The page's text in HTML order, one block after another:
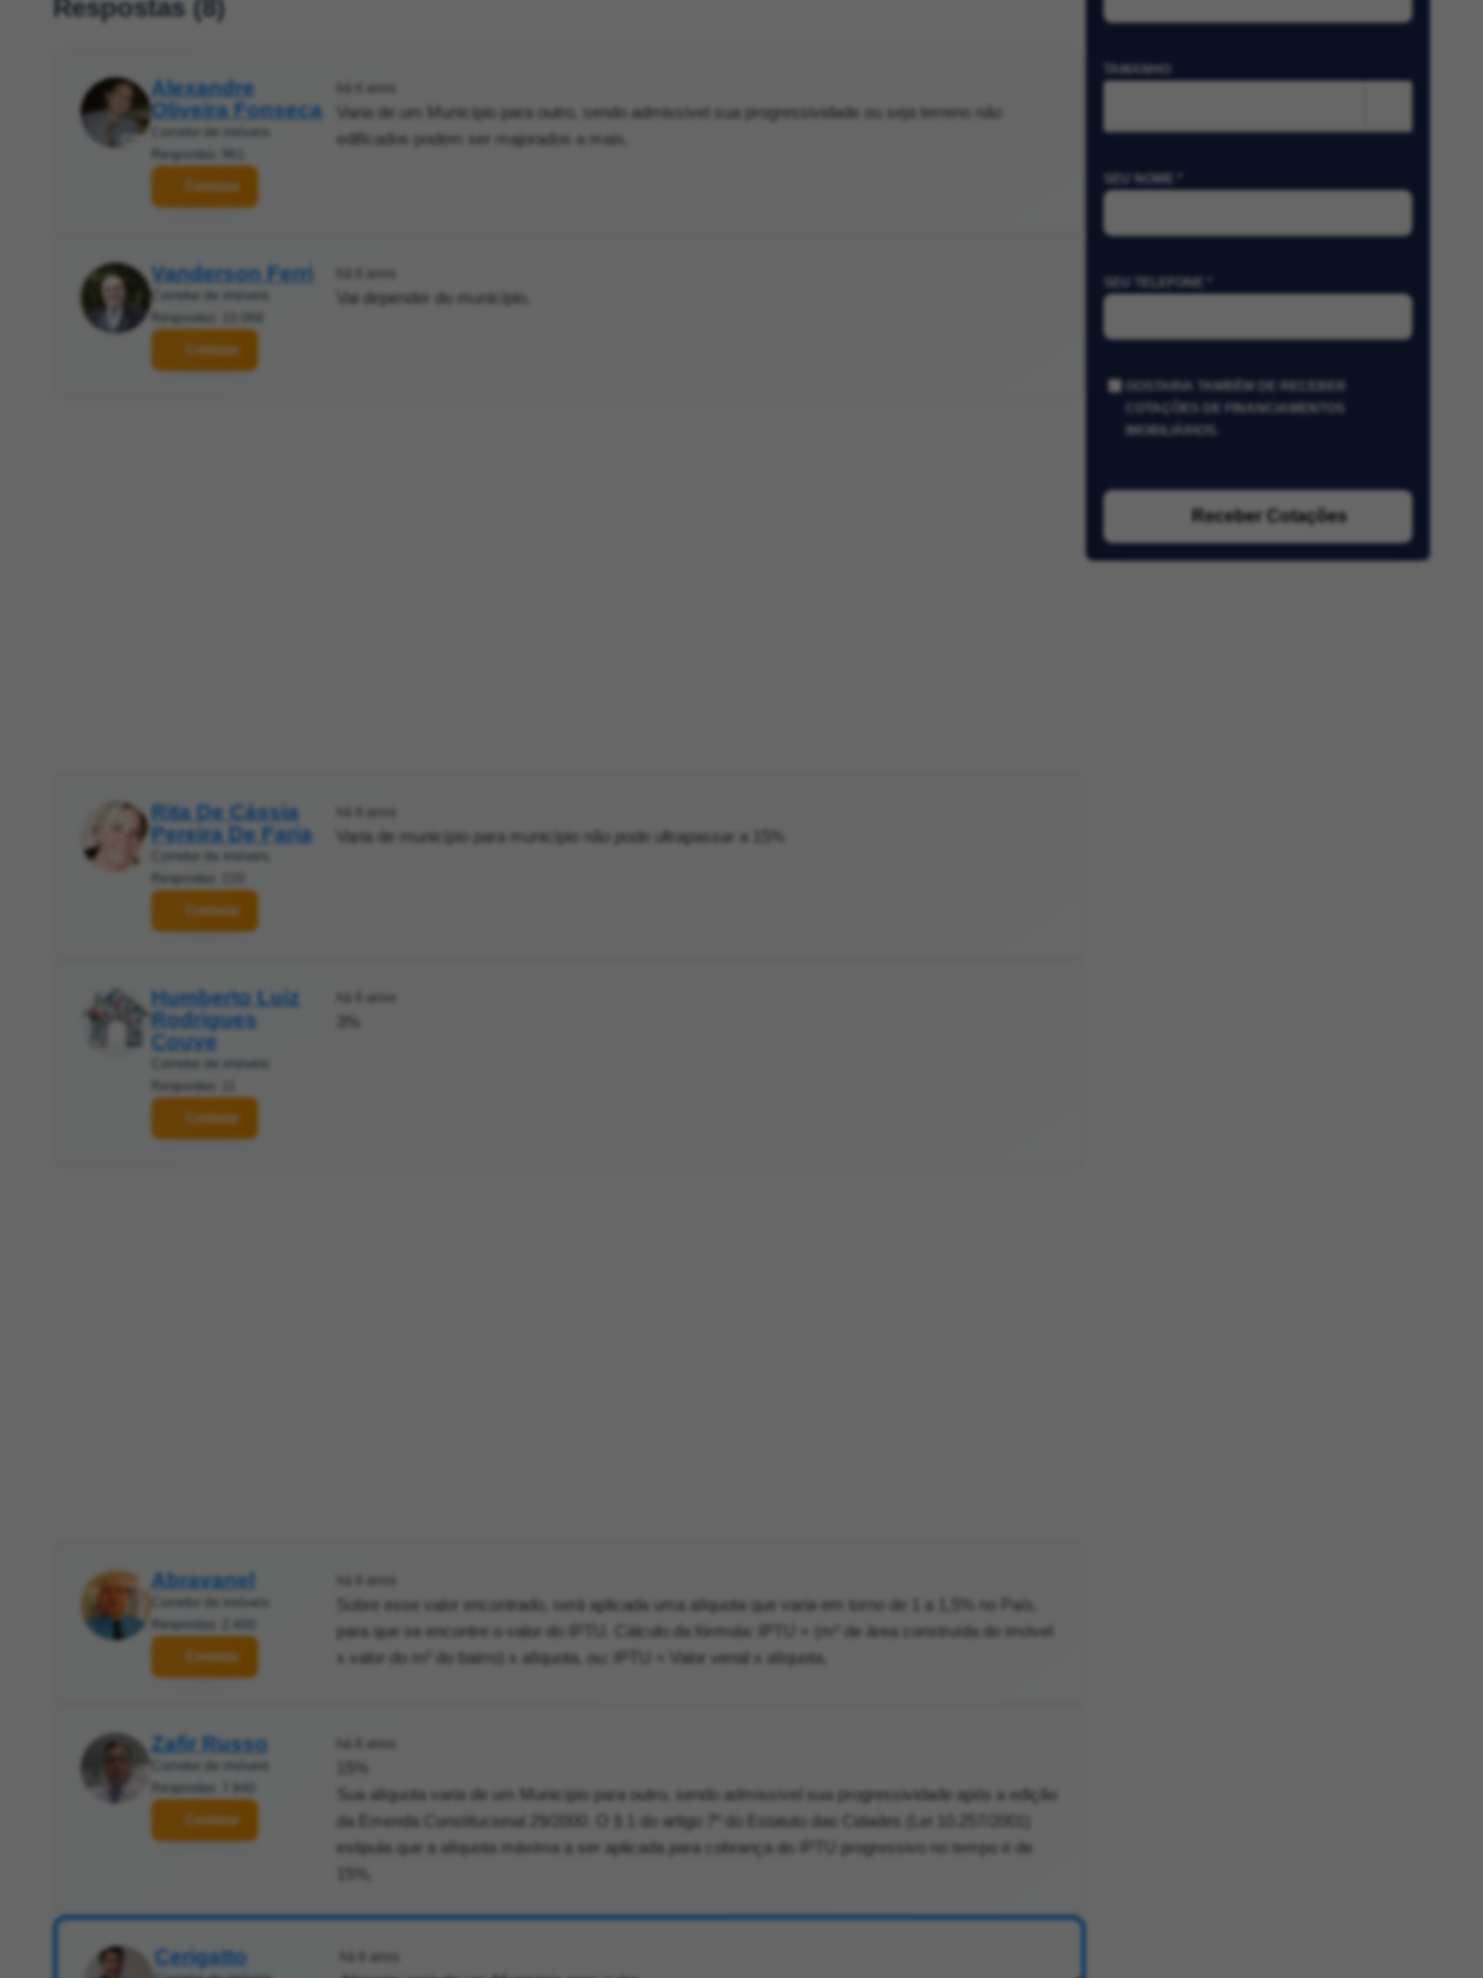
Respostas (8)
Alexandre
Oliveira Fonseca
Corretor de imóveis
Respostas: 961
Contatar
há 6 anos
Varia de um Município para outro, sendo admissível sua progressividade ou seja terreno não
edificados podem ser majorados a mais.
Vanderson Ferri
Corretor de imóveis
Respostas: 10.068
Contatar
há 6 anos
Vai depender do município.
Rita De Cássia
Pereira De Faria
Corretor de imóveis
Respostas: 220
Contatar
há 6 anos
Varia de município para município não pode ultrapassar a 15%
Humberto Luiz
Rodrigues
Couve
Corretor de imóveis
Respostas: 11
Contatar
há 6 anos
Abravanel
Corretor de imóveis
Respostas: 2.400
Contatar
há 6 anos
Sobre esse valor encontrado, será aplicada uma alíquota que varia em torno de 1 a 1,5% no País,
para que se encontre o valor do IPTU. Cálculo da fórmula: IPTU = (m² de área construída do imóvel
x valor do m² do bairro) x alíquota, ou: IPTU = Valor venal x alíquota.
Zafir Russo
Corretor de imóveis
Respostas: 7.840
Contatar
há 6 anos
Sua alíquota varia de um Município para outro, sendo admissível sua progressividade após a edição
da Emenda Constitucional 29/2000. O § 1 do artigo 7º do Estatuto das Cidades (Lei 10.257/2001)
estipula que a alíquota máxima a ser aplicada para cobrança do IPTU progressivo no tempo é de
Cerigatto há 6 anos
TAMANHO
SEU NOME *
SEU TELEFONE *
GOSTARIA TAMBÉM DE RECEBER
COTAÇÕES DE FINANCIAMENTOS
IMOBILIÁRIOS.
Receber Cotações